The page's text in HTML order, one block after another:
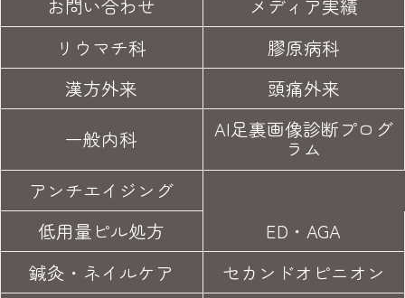
お問い合わせ
メディア実績
リウマチ科
膠原病科
漢方外来
頭痛外来
一般内科
AI足裏画像診断プログ
ラム
アンチエイジング
低用量ピル処方
ED・AGA
鍼灸・ ネイルケア セカンドオピニオン